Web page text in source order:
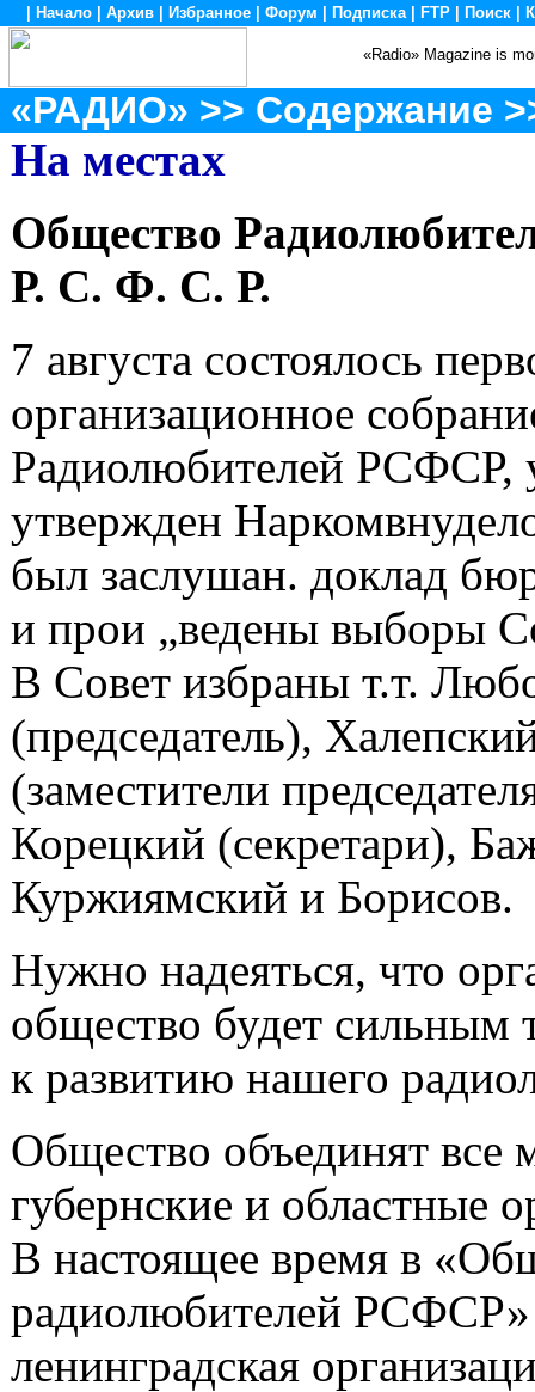
Начало Архив Избранное Форум Подписка| FTP Поиск
«Radio» Magazine is
«РАДИО» >> Содержание
На местах
Общество
Р. С. Ф. С. Р.
7 августа состоялось
организационное
Радиолюбителей РСФСР,
утвержден
был заслушан. доклад
и прои „ведены выборы
В Совет избраны т.т.
(председатель),
(заместители
Корецкий (секретари),
Куржиямский и Борисов.
Нужно надеяться, что
общество будет сильным
к развитию нашего
Общество объединят все
губернские и областные
В настоящее время в
радиолюбителей РСФСР»
ленинградская